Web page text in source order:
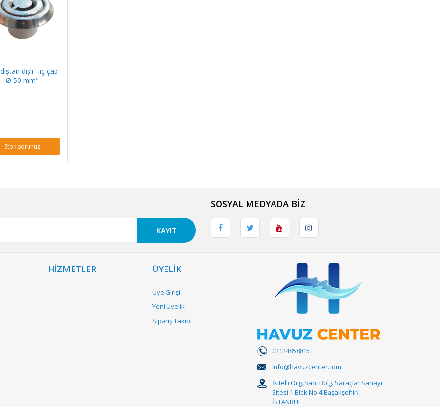
dişli - iç çap
Ø 50 mm"
Stok sorunuz
KAYIT
SOSYAL MEDYADA BİZ
HİZMETLER ÜYELİK
Üye Girişi
Yeni Üyelik
Sipariş Takibi
02124858815
info@havuzcenter.com
İkitelli Org. San. Bölg. Saraçlar Sanayi
Sitesi 1.Blok No.4 Başakşehir/
İSTANBUL